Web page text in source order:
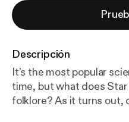
Descripción
It’s the most popular
time, but what does
folklore? As it turns out,